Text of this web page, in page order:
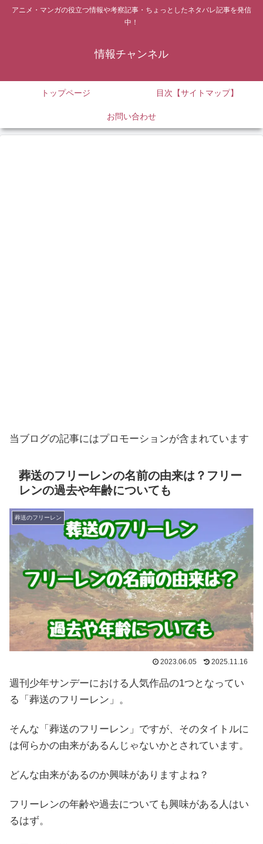
アニメ・マンガの役立つ情報や考察記事・ちょっとしたネタバレ記事を発信
中！
情報チャンネル
トップページ 目次【サイトマップ】
お問い合わせ
当ブログの記事にはプロモーションが含まれています
葬送のフリーレンの名前の由来は？フリー
レンの過去や年齢についても
葬送のフリーレン
2023.06.05 2025.11.16
週刊少年サンデーにおける人気作品の1つとなってい
る「葬送のフリーレン」。
そんな「葬送のフリーレン」ですが、そのタイトルに
は何らかの由来があるんじゃないかとされています。
どんな由来があるのか興味がありますよね？
フリーレンの年齢や過去についても興味がある人はい
るはず。